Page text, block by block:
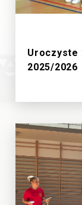
Uroczyste
2025/2026